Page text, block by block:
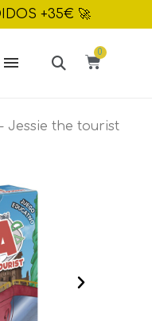
+35€ 🚀
Jessie the tourist